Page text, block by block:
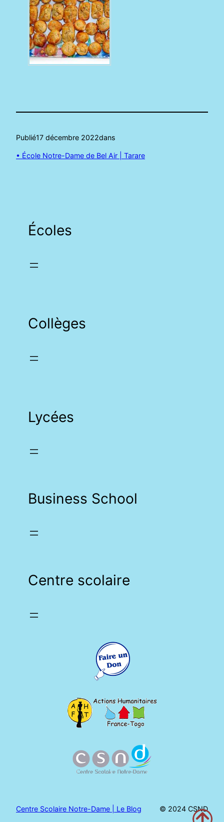
Publié17 décembre 2022dans
• École Notre-Dame de Bel Air | Tarare
Écoles
Collèges
Lycées
Business School
Centre scolaire
Centre Scolaire Notre-Dame | Le Blog © 2024 CSND